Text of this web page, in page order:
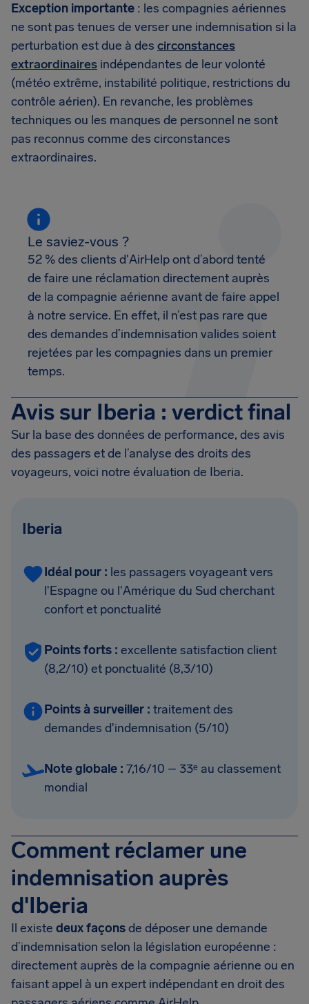
Exception importante : les compagnies aériennes
ne sont pas tenues de verser une indemnisation si la
perturbation est due à des circonstances
extraordinaires indépendantes de leur volonté
(météo extrême, instabilité politique, restrictions du
contrôle aérien). En revanche, les problèmes
techniques ou les manques de personnel ne sont
pas reconnus comme des circonstances
extraordinaires.
Le saviez-vous ?
52 % des clients d'AirHelp ont d’abord tenté
de faire une réclamation directement auprès
de la compagnie aérienne avant de faire appel
à notre service. En effet, il n’est pas rare que
des demandes d’indemnisation valides soient
rejetées par les compagnies dans un premier
temps.
Avis sur Iberia : verdict final
Sur la base des données de performance, des avis
des passagers et de l’analyse des droits des
voyageurs, voici notre évaluation de Iberia.
Iberia
Idéal pour : les passagers voyageant vers
l'Espagne ou l'Amérique du Sud cherchant
confort et ponctualité
Points forts : excellente satisfaction client
(8,2/10) et ponctualité (8,3/10)
Points à surveiller : traitement des
demandes d'indemnisation (5/10)
Note globale : 7,16/10 – 33ᵉ au classement
mondial
Comment réclamer une
indemnisation auprès
d'Iberia
Il existe deux façonsde déposer une demande
d’indemnisation selon la législation européenne :
directement auprès de la compagnie aérienne ou en
faisant appel à un expert indépendant en droit des